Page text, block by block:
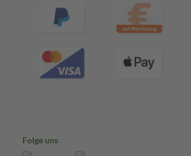
Folge uns